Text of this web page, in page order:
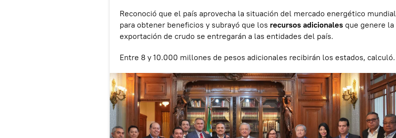
Reconoció que el país aprovecha la situación del mercado energético mundial
para obtener beneficios y subrayó que los recursos adicionales que genere la
exportación de crudo se entregarán a las entidades del país.
Entre 8 y 10.000 millones de pesos adicionales recibirán los estados, calculó.